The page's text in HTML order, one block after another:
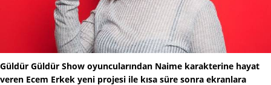
Güldür Güldür Show oyuncularından Naime karakterine hayat
veren Ecem Erkek yeni projesi ile kısa süre sonra ekranlara